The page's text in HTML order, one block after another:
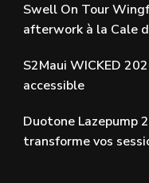
Swell On Tour
afterwork à la Cale
S2Maui WICKED
accessible
Duotone Lazepump
transforme vos